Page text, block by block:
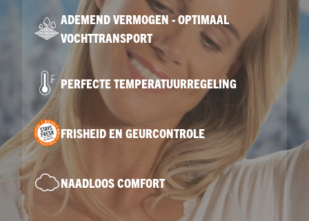
ADEMEND VERMOGEN - OPTIMAAL
VOCHTTRANSPORT
PERFECTE TEMPERATUURREGELING
FRISHEID EN GEURCONTROLE
NAADLOOS COMFORT